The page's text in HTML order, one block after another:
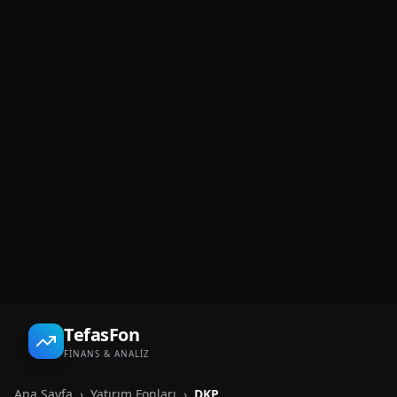
TefasFon
FİNANS & ANALİZ